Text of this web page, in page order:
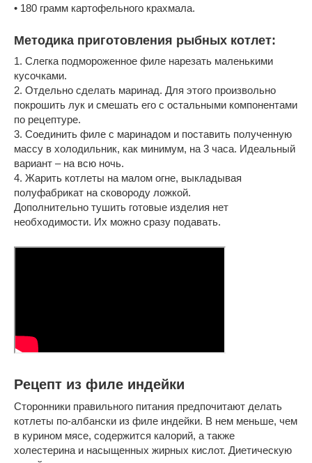
• 180 грамм картофельного крахмала.
Методика приготовления рыбных котлет:
1. Слегка подмороженное филе нарезать маленькими
кусочками.
2. Отдельно сделать маринад. Для этого произвольно
покрошить лук и смешать его с остальными компонентами
по рецептуре.
3. Соединить филе с маринадом и поставить полученную
массу в холодильник, как минимум, на 3 часа. Идеальный
вариант – на всю ночь.
4. Жарить котлеты на малом огне, выкладывая
полуфабрикат на сковороду ложкой.
Дополнительно тушить готовые изделия нет
необходимости. Их можно сразу подавать.
Рецепт из филе индейки
Сторонники правильного питания предпочитают делать
котлеты по-албански из филе индейки. В нем меньше, чем
в курином мясе, содержится калорий, а также
холестерина и насыщенных жирных кислот. Диетическую